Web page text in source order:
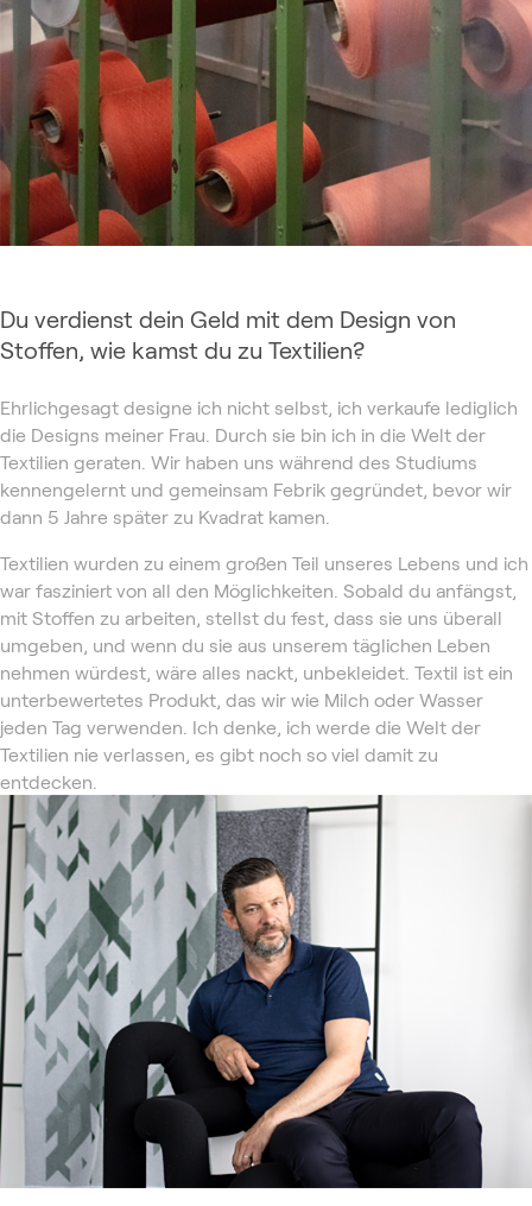
Du verdienst dein Geld mit dem Design von
Stoffen, wie kamst du zu Textilien?
Ehrlichgesagt designe ich nicht selbst, ich verkaufe lediglich
die Designs meiner Frau. Durch sie bin ich in die Welt der
Textilien geraten. Wir haben uns während des Studiums
kennengelernt und gemeinsam Febrik gegründet, bevor wir
dann 5 Jahre später zu Kvadrat kamen.
Textilien wurden zu einem großen Teil unseres Lebens und ich
war fasziniert von all den Möglichkeiten. Sobald du anfängst,
mit Stoffen zu arbeiten, stellst du fest, dass sie uns überall
umgeben, und wenn du sie aus unserem täglichen Leben
nehmen würdest, wäre alles nackt, unbekleidet. Textil ist ein
unterbewertetes Produkt, das wir wie Milch oder Wasser
jeden Tag verwenden. Ich denke, ich werde die Welt der
Textilien nie verlassen, es gibt noch so viel damit zu
entdecken.